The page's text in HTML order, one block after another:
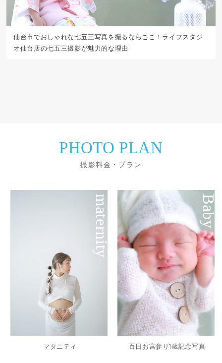
仙台市でおしゃれな七五三写真を撮るならここ！ライフスタジ
オ仙台店の七五三撮影が魅力的な理由
PHOTO PLAN
撮影料金・プラン
maternity
マタニティ
Baby
百日お宮参り1歳記念写真